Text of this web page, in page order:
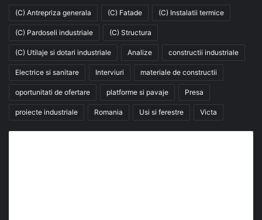
(C) Antrepriza generala (C) Fatade (C) Instalatii termice
(C) Pardoseli industriale (C) Structura
(C) Utilaje si dotari industriale Analize constructii industriale
Electrice si sanitare Interviuri materiale de constructii
oportunitati de ofertare platforme si pavaje Presa
proiecte industriale Romania Usi si ferestre Victa